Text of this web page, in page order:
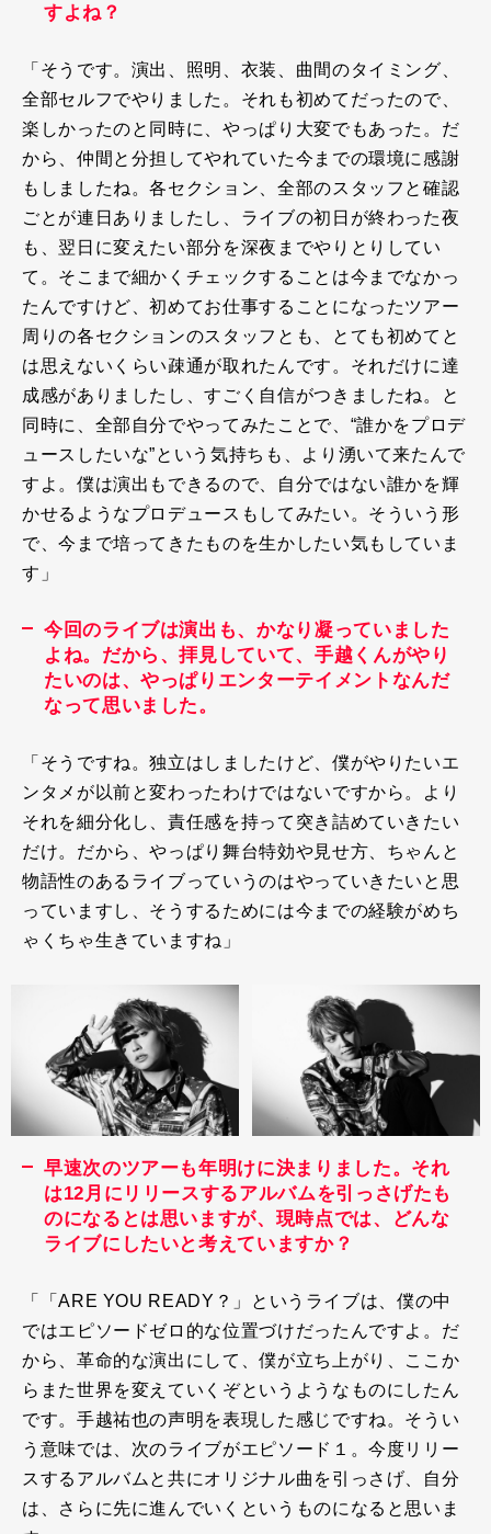
すよね？
「そうです。演出、照明、衣装、曲間のタイミング、
全部セルフでやりました。それも初めてだったので、
楽しかったのと同時に、やっぱり大変でもあった。だ
から、仲間と分担してやれていた今までの環境に感謝
もしましたね。各セクション、全部のスタッフと確認
ごとが連日ありましたし、ライブの初日が終わった夜
も、翌日に変えたい部分を深夜までやりとりしてい
て。そこまで細かくチェックすることは今までなかっ
たんですけど、初めてお仕事することになったツアー
周りの各セクションのスタッフとも、とても初めてと
は思えないくらい疎通が取れたんです。それだけに達
成感がありましたし、すごく自信がつきましたね。と
同時に、全部自分でやってみたことで、“誰かをプロデ
ュースしたいな”という気持ちも、より湧いて来たんで
すよ。僕は演出もできるので、自分ではない誰かを輝
かせるようなプロデュースもしてみたい。そういう形
で、今まで培ってきたものを生かしたい気もしていま
す」
今回のライブは演出も、かなり凝っていました
よね。だから、拝見していて、手越くんがやり
たいのは、やっぱりエンターテイメントなんだ
なって思いました。
「そうですね。独立はしましたけど、僕がやりたいエ
ンタメが以前と変わったわけではないですから。より
それを細分化し、責任感を持って突き詰めていきたい
だけ。だから、やっぱり舞台特効や見せ方、ちゃんと
物語性のあるライブっていうのはやっていきたいと思
っていますし、そうするためには今までの経験がめち
ゃくちゃ生きていますね」
早速次のツアーも年明けに決まりました。それ
は12月にリリースするアルバムを引っさげたも
のになるとは思いますが、現時点では、どんな
ライブにしたいと考えていますか？
「「ARE YOU READY？」
というライブは、僕の中
ではエピソードゼロ的な位置づけだったんですよ。だ
から、革命的な演出にして、僕が立ち上がり、ここか
らまた世界を変えていくぞというようなものにしたん
です。手越祐也の声明を表現した感じですね。そうい
う意味では、次のライブがエピソード１。今度リリー
スするアルバムと共にオリジナル曲を引っさげ、自分
は、さらに先に進んでいくというものになると思いま